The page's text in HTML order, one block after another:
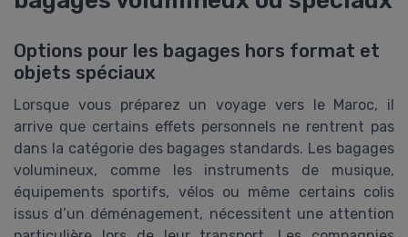
Options pour les bagages hors format et
objets spéciaux
Lorsque vous préparez un voyage vers le Maroc, il
arrive que certains effets personnels ne rentrent pas
dans la catégorie des bagages standards. Les bagages
volumineux, comme les instruments de musique,
équipements sportifs, vélos ou même certains colis
issus d’un déménagement, nécessitent une attention